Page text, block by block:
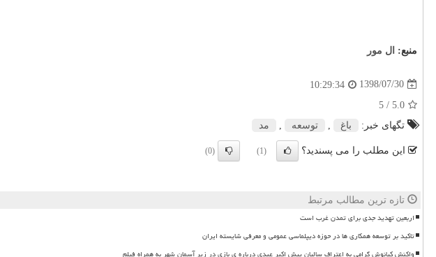
منبع: ال مور
1398/07/30
10:29:34
5.0
/ 5
تگهای خبر:
باغ توسعه مد
این مطلب را می پسندید؟ (1)
(0)
تازه ترین مطالب مرتبط
اربعین تهدید جدی برای تمدن غرب است
تاکید بر توسعه همکاری ها در حوزه دیپلماسی عمومی و معرفی شایسته ایران
واکنش کیانوش گرامی به اعتراف سالیان پیش اکبر عبدی درباره ی بازی در زیر آسمان شهر به همراه فیلم